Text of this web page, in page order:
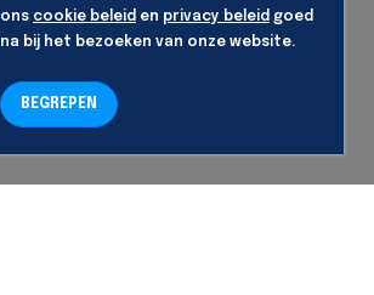
ons cookie beleid en privacy beleid goed
na bij het bezoeken van onze website.
BEGREPEN